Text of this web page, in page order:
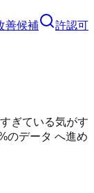
善候補
許認可
ぎている気がす
のデータ へ進め